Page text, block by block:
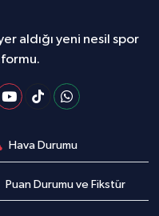
aldığı yeni nesil spor
Hava Durumu
Puan Durumu ve Fikstür